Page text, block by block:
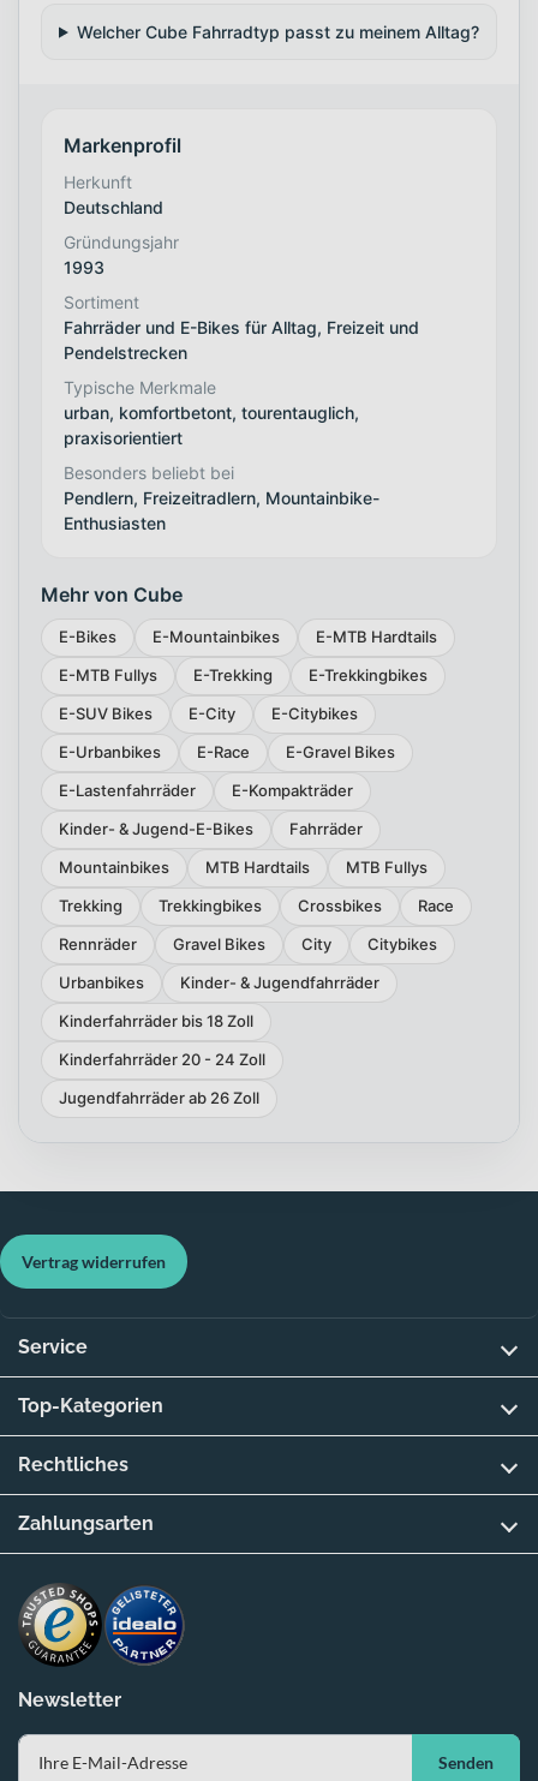
Welcher Cube Fahrradtyp passt zu meinem Alltag?
Markenprofil
Herkunft
Deutschland
Gründungsjahr
1993
Sortiment
Fahrräder und E-Bikes für Alltag, Freizeit und
Pendelstrecken
Typische Merkmale
urban, komfortbetont, tourentauglich,
praxisorientiert
Besonders beliebt bei
Pendlern, Freizeitradlern, Mountainbike-
Enthusiasten
Mehr von Cube
E-Bikes E-Mountainbikes
E-MTB Hardtails
E-MTB Fullys
E-Trekking
E-Trekkingbikes
E-SUV Bikes
E-City
E-Citybikes
E-Urbanbikes
E-Race
E-Gravel Bikes
E-Lastenfahrräder
E-Kompakträder
Kinder- & Jugend-E-Bikes
Fahrräder
Mountainbikes
MTB Hardtails
MTB Fullys
Trekking
Trekkingbikes Crossbikes
Race
Rennräder
Gravel Bikes City
Citybikes
Urbanbikes
Kinder- & Jugendfahrräder
Kinderfahrräder bis 18 Zoll
Kinderfahrräder 20 - 24 Zoll
Jugendfahrräder ab 26 Zoll
Newsletter
Senden
Vertrag widerrufen
Service
Top-Kategorien
Rechtliches
Zahlungsarten